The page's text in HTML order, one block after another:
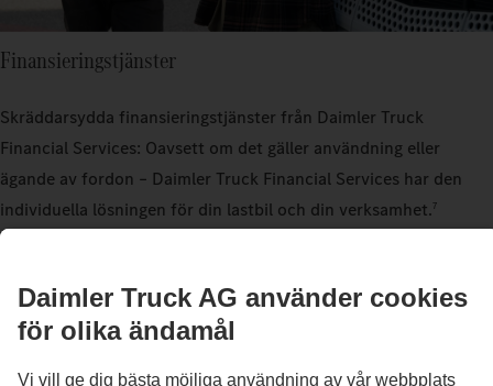
Finansieringstjänster
Skräddarsydda finansieringstjänster från Daimler Truck
Financial Services: Oavsett om det gäller användning eller
ägande av fordon – Daimler Truck Financial Services har den
individuella lösningen för din lastbil och din verksamhet.7